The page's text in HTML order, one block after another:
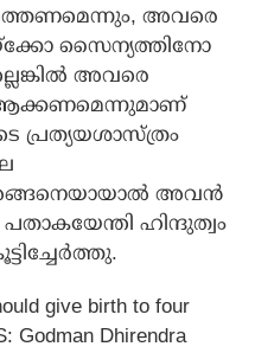
അവരെ
സൈന്യത്തിനോ
അവരെ
പ്രത്യയശാസ്ത്രം
അവൻ
ഹിന്ദുത്വം
give birth to four
Godman Dhirendra